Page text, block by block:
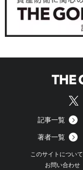
記事一覧
著者一覧
このサイトについて
お問い合わせ